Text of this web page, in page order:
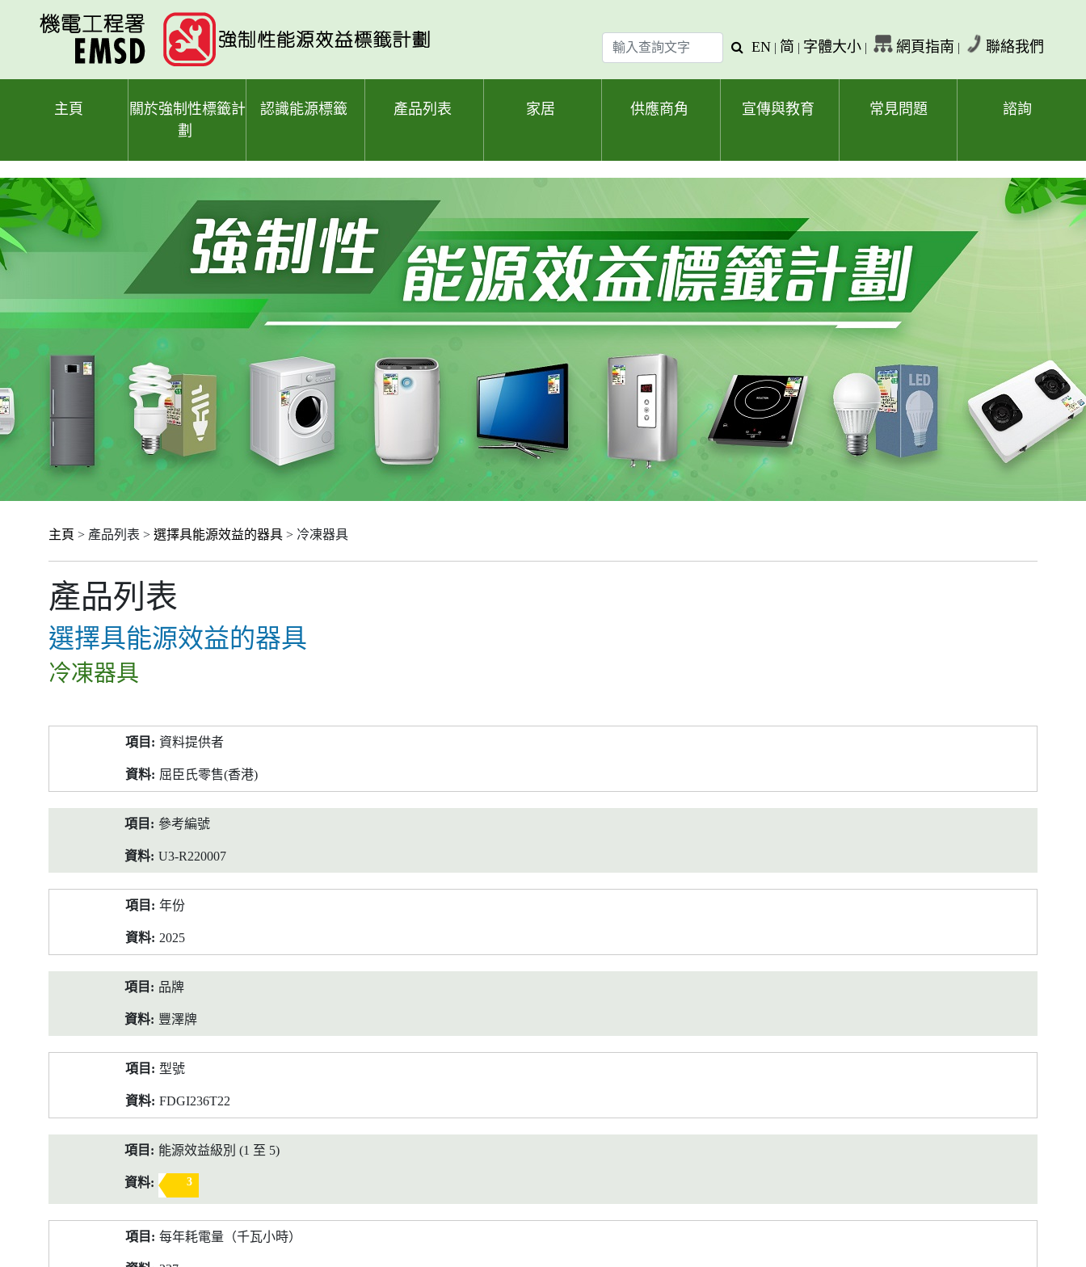
輸
入
查
查
字
EN | 简 | 字體大小 | 網頁指南 | 聯絡我們
主頁
關於強制性標籤計
劃
認識能源標籤 產品列表 家居 供應商角 宣傳與教育 常見問題 諮詢
主頁 > 產品列表 > 選擇具能源效益的器具 > 冷凍器具
產品列表
選擇具能源效益的器具
冷凍器具
料
資料提供者
屈臣氏零售(香港)
參考編號
U3-R220007
年份
2025
品牌
豐澤牌
型號
FDGI236T22
能源效益級別 (1 至 5)
3
每年耗電量（千瓦小時）